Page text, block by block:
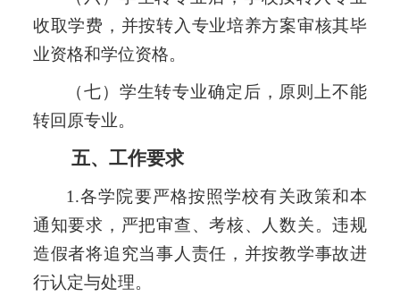
收取学费，并按转入专业培养方案审核其毕
业资格和学位资格。
（七）学生转专业确定后，原则上不能
转回原专业。
五、工作要求
1.各学院要严格按照学校有关政策和本
通知要求，严把审查、考核、人数关。违规
造假者将追究当事人责任，并按教学事故进
行认定与处理。